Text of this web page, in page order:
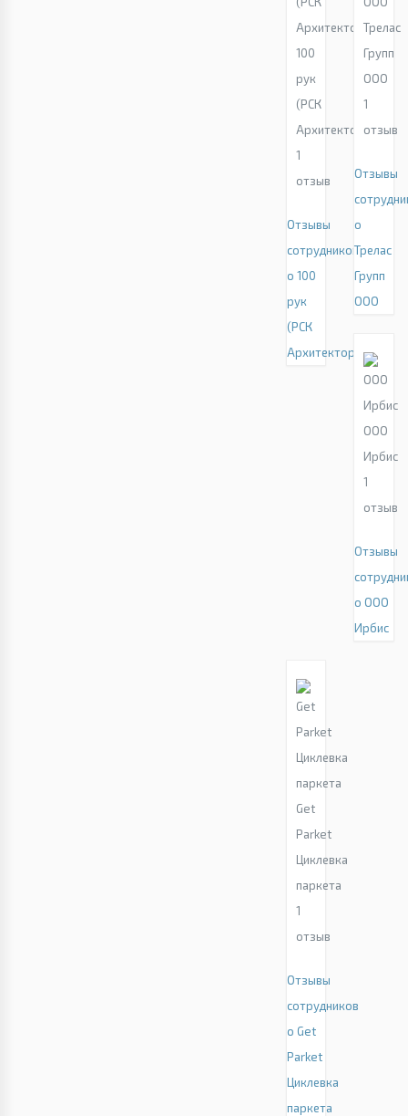
100
рук
(РСК
Архитектор)
1
отзыв
Отзывы
сотрудников
о 100
рук
(РСК
Архитектор)
Трелас
Групп
ООО
1
отзыв
Отзывы
о
Трелас
Групп
ООО
ООО
Ирбис
1
отзыв
Отзывы
о ООО
Ирбис
Get
Parket
Циклевка
паркета
1
отзыв
Отзывы
сотрудников
о Get
Parket
Циклевка
паркета